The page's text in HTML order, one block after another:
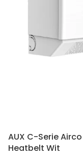
AUX C-Serie
Heatbelt Wit